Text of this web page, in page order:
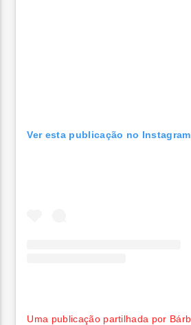
Ver esta publicação no Instagram